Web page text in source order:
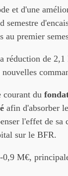
et d'une
premier
réduction de 2,1
courant du
afin d'absorber
l'effet de sa
sur le BFR.
0,9 M€,